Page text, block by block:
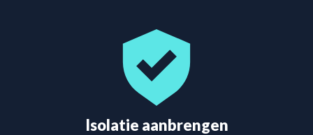
Isolatie aanbrengen